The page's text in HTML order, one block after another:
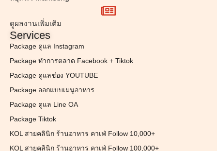
ดูผลงานเพิ่มเติม
Services
Package ดูแล Instagram
Package ทำการตลาด Facebook + Tiktok
Package ดูแลช่อง YOUTUBE
Package ออกแบบเมนูอาหาร
Package ดูแล Line OA
Package Tiktok
KOL สายคลินิก ร้านอาหาร คาเฟ่ Follow 10,000+
KOL สายคลินิก ร้านอาหาร คาเฟ่ Follow 100,000+